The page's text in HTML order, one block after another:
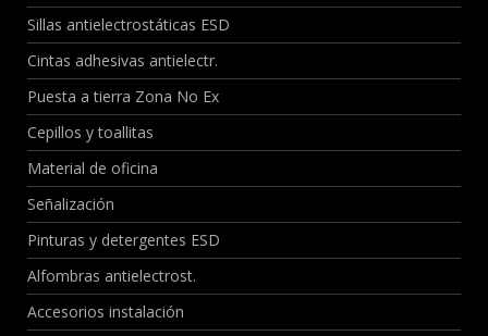
Sillas antielectrostáticas ESD
Cintas adhesivas antielectr.
Puesta a tierra Zona No Ex
Cepillos y toallitas
Material de oficina
Señalización
Pinturas y detergentes ESD
Alfombras antielectrost.
Accesorios instalación